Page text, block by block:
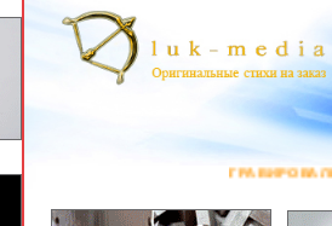
ГРАВИРОВАЛЬНЫЕ И